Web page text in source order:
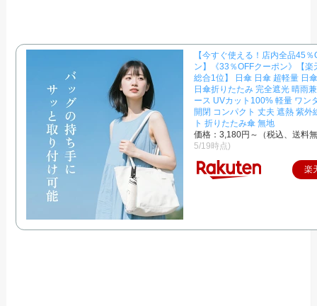
【今すぐ使える！店内全品45
ン】《33％OFFクーポン》【楽
総合1位】 日傘 日傘 超軽量 日
日傘折りたたみ 完全遮光 晴雨
ース UVカット100% 軽量 ワン
開閉 コンパクト 丈夫 遮熱 紫外
ト 折りたたみ傘 無地
価格：3,180円～（税込、送料
5/19時点)
楽